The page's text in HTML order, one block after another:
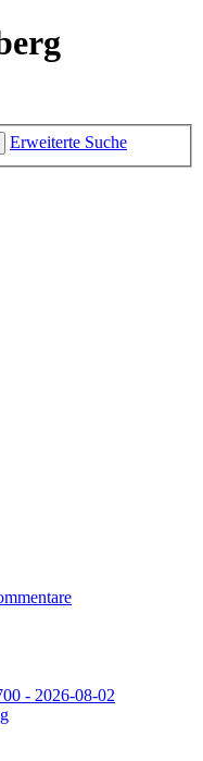
Erweiterte Suche
- 2026-08-02